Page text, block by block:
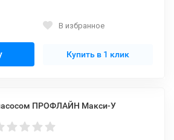
В избранное
Купить в 1 клик
ПРОФЛАЙН Макси-У